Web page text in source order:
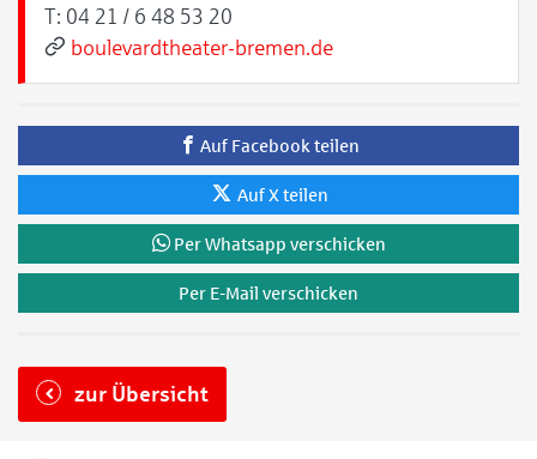
T: 04 21 / 6 48 53 20
boulevardtheater-bremen.de
Auf Facebook teilen
Auf X teilen
Per Whatsapp verschicken
Per E-Mail verschicken
zur Übersicht